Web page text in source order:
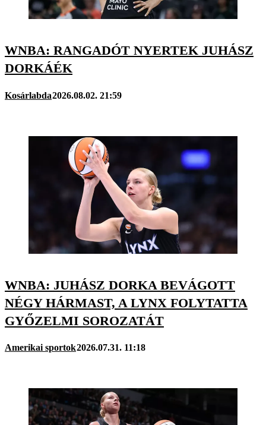
WNBA: RANGADÓT NYERTEK JUHÁSZ
DORKÁÉK
Kosárlabda2026.08.02. 21:59
WNBA: JUHÁSZ DORKA BEVÁGOTT
NÉGY HÁRMAST, A LYNX FOLYTATTA
GYŐZELMI SOROZATÁT
Amerikai sportok2026.07.31. 11:18